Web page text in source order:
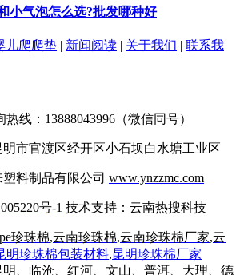
小气泡怎么选?批发哪种好
儿爬爬垫 | 新闻阅读 | 关于我们 | 联系我
线：13888043996（微信同号）
市官渡区经开区小石坝白水塘工业区
料制品有限公司 www.ynzzmc.com
号-1 技术支持：云南热搜科技
珍珠棉,云南珍珠棉,云南珍珠棉厂家,云
明珍珠棉包装材料,昆明珍珠棉厂家
、临沧、红河、文山、普洱、大理、德